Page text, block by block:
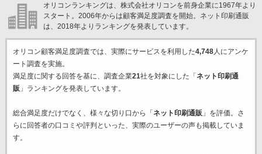
オリコンランキングは、株式会社オリコンを前身企業に1967年より
スタート。2006年からは顧客満足度調査を開始。ネット印刷通販
は、2018年よりランキングを発表しています。
オリコン顧客満足度調査では、実際にサービスを利用した4,748人にアンケ
ート調査を実施。
満足度に関する回答を基に、調査企業21社を対象にした「 ネット印刷通
販 」ランキングを発表しています。
総合満足度だけでなく、様々な切り口から「 ネット印刷通販 」を評価。さ
らに回答者の口コミや評判といった、実際のユーザーの声も掲載していま
す。